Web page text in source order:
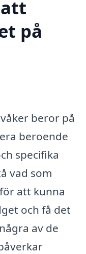
på
beror på
beroende
specifika
vad som
att kunna
och få det
av de